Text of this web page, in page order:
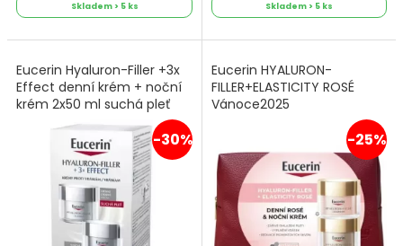
Skladem > 5 ks Skladem > 5 ks
Eucerin Hyaluron-Filler +3x
Effect denní krém + noční
krém 2x50 ml suchá pleť
-30%
Eucerin HYALURON-
FILLER+ELASTICITY ROSÉ
Vánoce2025
-25%